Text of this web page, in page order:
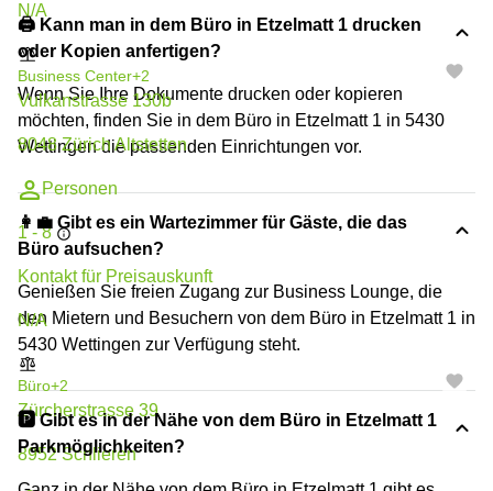
N/A
Business Center+2
Vulkanstrasse 130b
8048 Zürich Altstetten
Personen
1 - 8
Kontakt für Preisauskunft
N/A
Büro+2
Zürcherstrasse 39
8952 Schlieren
🖨️ Kann man in dem Büro in Etzelmatt 1 drucken
oder Kopien anfertigen?
Wenn Sie Ihre Dokumente drucken oder kopieren
möchten, finden Sie in dem Büro in Etzelmatt 1 in 5430
Wettingen die passenden Einrichtungen vor.
👩‍💼 Gibt es ein Wartezimmer für Gäste, die das
Büro aufsuchen?
Genießen Sie freien Zugang zur Business Lounge, die
den Mietern und Besuchern von dem Büro in Etzelmatt 1 in
5430 Wettingen zur Verfügung steht.
🅿️ Gibt es in der Nähe von dem Büro in Etzelmatt 1
Parkmöglichkeiten?